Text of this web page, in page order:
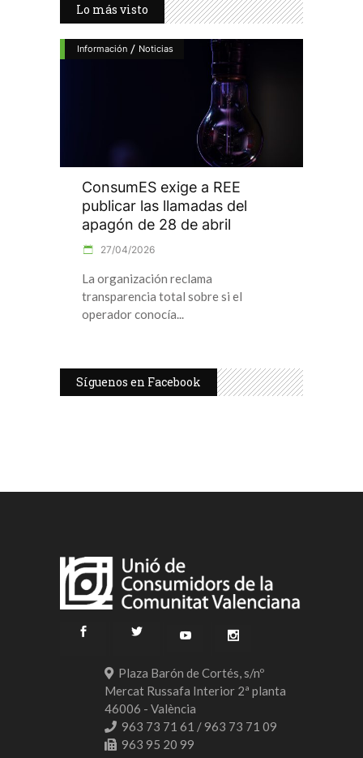
Lo más visto
Información / Noticias
ConsumES exige a REE
publicar las llamadas del
apagón de 28 de abril
27/04/2026
La organización reclama
transparencia total sobre si el
operador conocía
Síguenos en Facebook
Plaza Barón de Cortés, s/nº
Mercat Russafa Interior 2ª planta
46006 - València
963 73 71 61 / 963 73 71 09
963 95 20 99